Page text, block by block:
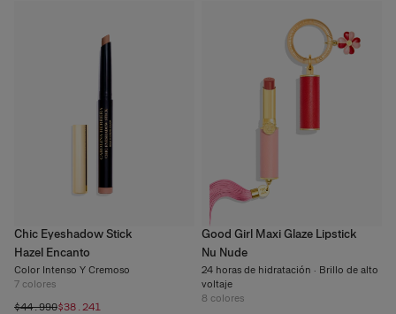
Chic Eyeshadow Stick
Hazel Encanto
Color Intenso Y Cremoso
7 colores
$44.990$38.241
Good Girl Maxi Glaze Lipstick
Nu Nude
24 horas de hidratación · Brillo de alto
voltaje
8 colores